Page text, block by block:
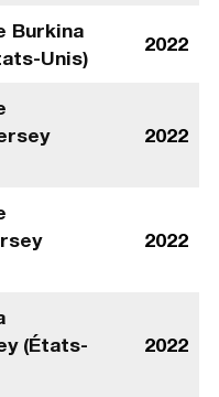
Burkina
Unis)
2022
2022
2022
(États-
2022